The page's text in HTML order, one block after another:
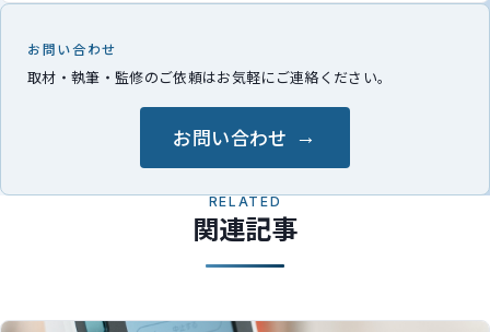
お問い合わせ
取材・執筆・監修のご依頼はお気軽にご連絡ください。
お問い合わせ
RELATED
関連記事